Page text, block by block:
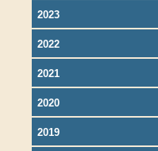
2023
2022
2021
2020
2019